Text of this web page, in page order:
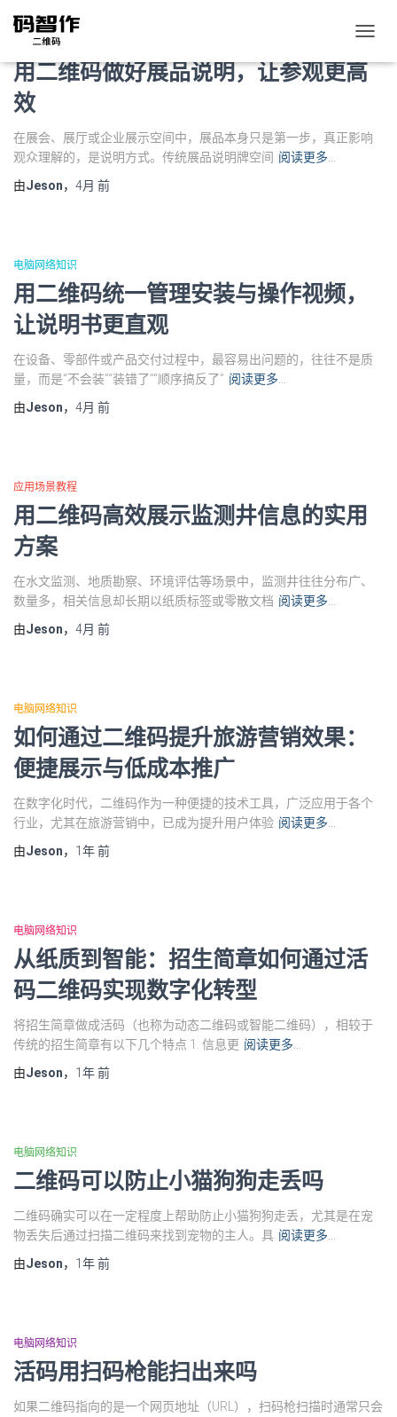
换
导
电脑网络知识
用二维码做好展品说明，让参观更高
效
在展会、展厅或企业展示空间中，展品本身只是第一步，真正影响
观众理解的，是说明方式。传统展品说明牌空间 阅读更多…
由Jeson， 4月 前
电脑网络知识
用二维码统一管理安装与操作视频，
让说明书更直观
在设备、零部件或产品交付过程中，最容易出问题的，往往不是质
量，而是“不会装”“装错了”“顺序搞反了” 阅读更多…
由Jeson， 4月 前
应用场景教程
用二维码高效展示监测井信息的实用
方案
在水文监测、地质勘察、环境评估等场景中，监测井往往分布广、
数量多，相关信息却长期以纸质标签或零散文档 阅读更多…
由Jeson， 4月 前
电脑网络知识
如何通过二维码提升旅游营销效果：
便捷展示与低成本推广
在数字化时代，二维码作为一种便捷的技术工具，广泛应用于各个
行业，尤其在旅游营销中，已成为提升用户体验 阅读更多…
由Jeson， 1年前
电脑网络知识
从纸质到智能：招生简章如何通过活
码二维码实现数字化转型
将招生简章做成活码（也称为动态二维码或智能二维码），相较于
传统的招生简章有以下几个特点 1. 信息更 阅读更多…
由Jeson， 1年前
电脑网络知识
二维码可以防止小猫狗狗走丢吗
二维码确实可以在一定程度上帮助防止小猫狗狗走丢，尤其是在宠
物丢失后通过扫描二维码来找到宠物的主人。具 阅读更多…
由Jeson， 1年前
电脑网络知识
活码用扫码枪能扫出来吗
如果二维码指向的是一个网页地址（URL），扫码枪扫描时通常只会